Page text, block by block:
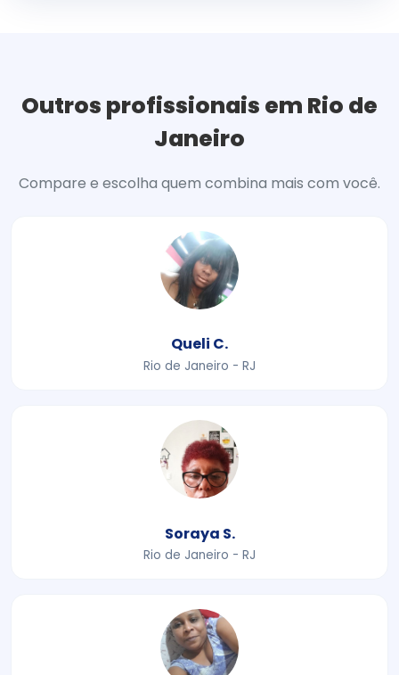
Outros profissionais em Rio de
Janeiro
Compare e escolha quem combina mais com você.
Queli C.
Rio de Janeiro - RJ
Soraya S.
Rio de Janeiro - RJ